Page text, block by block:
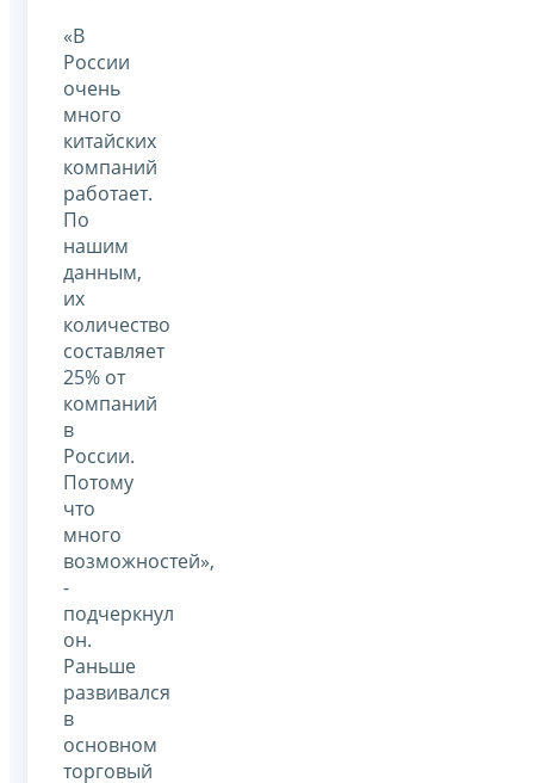
«В
России
очень
много
китайских
компаний
работает.
По
нашим
данным,
их
количество
составляет
25% от
компаний
в
России.
Потому
что
много
возможностей»,
-
подчеркнул
он.
Раньше
развивался
в
основном
торговый